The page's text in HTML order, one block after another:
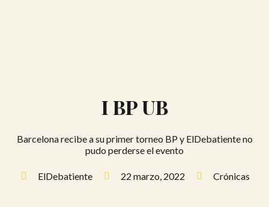
I BP UB
Barcelona recibe a su primer torneo BP y ElDebatiente no
pudo perderse el evento
ElDebatiente 22 marzo, 2022 Crónicas